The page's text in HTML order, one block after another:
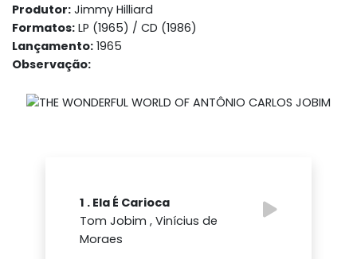
Produtor: Jimmy Hilliard
Formatos: LP (1965) / CD (1986)
Lançamento: 1965
Observação:
1 . Ela É Carioca
Tom Jobim , Vinícius de
Moraes